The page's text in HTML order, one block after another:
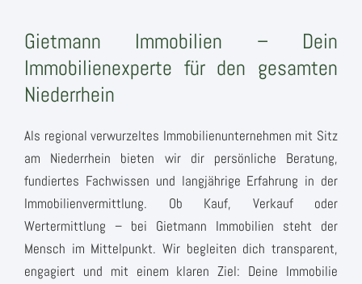
Gietmann Immobilien – Dein
Immobilienexperte für den gesamten
Niederrhein
Als regional verwurzeltes Immobilienunternehmen mit Sitz
am Niederrhein bieten wir dir persönliche Beratung,
fundiertes Fachwissen und langjährige Erfahrung in der
Immobilienvermittlung. Ob Kauf, Verkauf oder
Wertermittlung – bei Gietmann Immobilien steht der
Mensch im Mittelpunkt. Wir begleiten dich transparent,
engagiert und mit einem klaren Ziel: Deine Immobilie